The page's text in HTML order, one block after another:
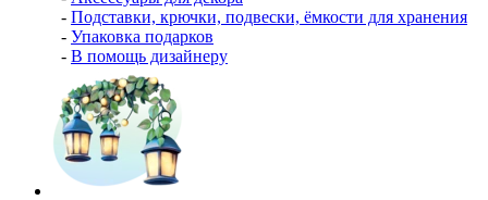
- Подставки, крючки, подвески, ёмкости для хранения
- Упаковка подарков
- В помощь дизайнеру